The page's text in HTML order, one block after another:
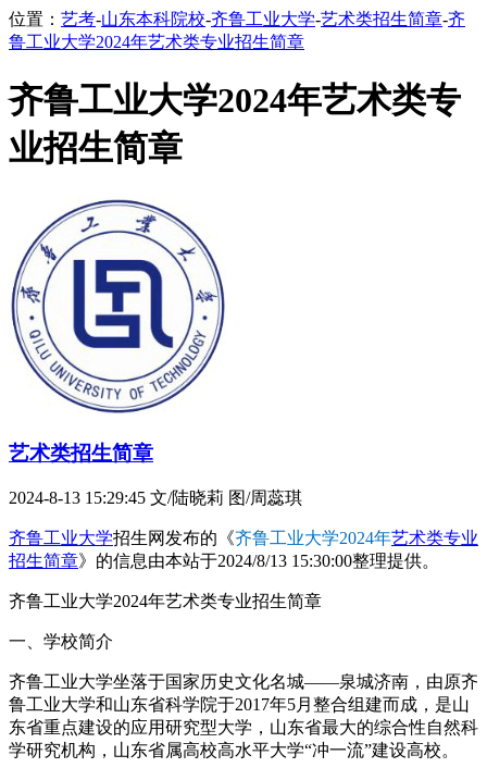
位置： 艺考-山东本科院校-齐鲁工业大学-艺术类招生简章-齐
鲁工业大学2024年艺术类专业招生简章
齐鲁工业大学2024年艺术类专
业招生简章
艺术类招生简章
2024-8-13 15:29:45 文/陆晓莉 图/周蕊琪
齐鲁工业大学招生网发布的《齐鲁工业大学2024年艺术类专业
招生简章》的信息由本站于2024/8/13 15:30:00整理提供。
齐鲁工业大学2024年艺术类专业招生简章
一、学校简介
齐鲁工业大学坐落于国家历史文化名城——泉城济南，由原齐
鲁工业大学和山东省科学院于2017年5月整合组建而成，是山
东省重点建设的应用研究型大学，山东省最大的综合性自然科
学研究机构，山东省属高校高水平大学“冲一流”建设高校。